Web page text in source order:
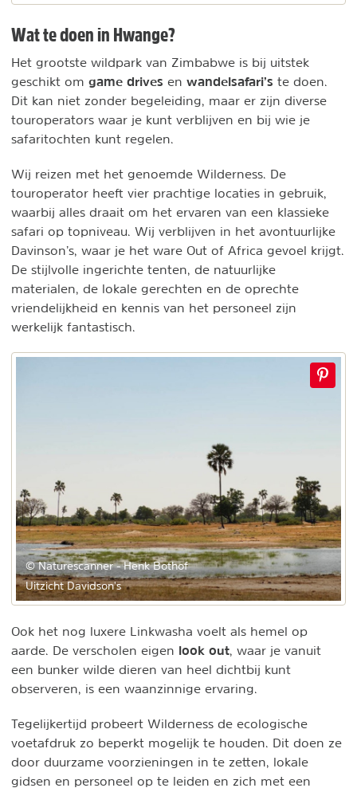
Wat te doen in Hwange?
Het grootste wildpark van Zimbabwe is bij uitstek
geschikt om game drives en wandelsafari’s te doen.
Dit kan niet zonder begeleiding, maar er zijn diverse
touroperators waar je kunt verblijven en bij wie je
safaritochten kunt regelen.
Wij reizen met het genoemde Wilderness. De
touroperator heeft vier prachtige locaties in gebruik,
waarbij alles draait om het ervaren van een klassieke
safari op topniveau. Wij verblijven in het avontuurlijke
Davinson’s, waar je het ware Out of Africa gevoel krijgt.
De stijlvolle ingerichte tenten, de natuurlijke
materialen, de lokale gerechten en de oprechte
vriendelijkheid en kennis van het personeel zijn
werkelijk fantastisch.
© Naturescanner - Henk Bothof
Uitzicht Davidson's
Ook het nog luxere Linkwasha voelt als hemel op
aarde. De verscholen eigen look out , waar je vanuit
een bunker wilde dieren van heel dichtbij kunt
observeren, is een waanzinnige ervaring.
Tegelijkertijd probeert Wilderness de ecologische
voetafdruk zo beperkt mogelijk te houden. Dit doen ze
door duurzame voorzieningen in te zetten, lokale
gidsen en personeel op te leiden en zich met een